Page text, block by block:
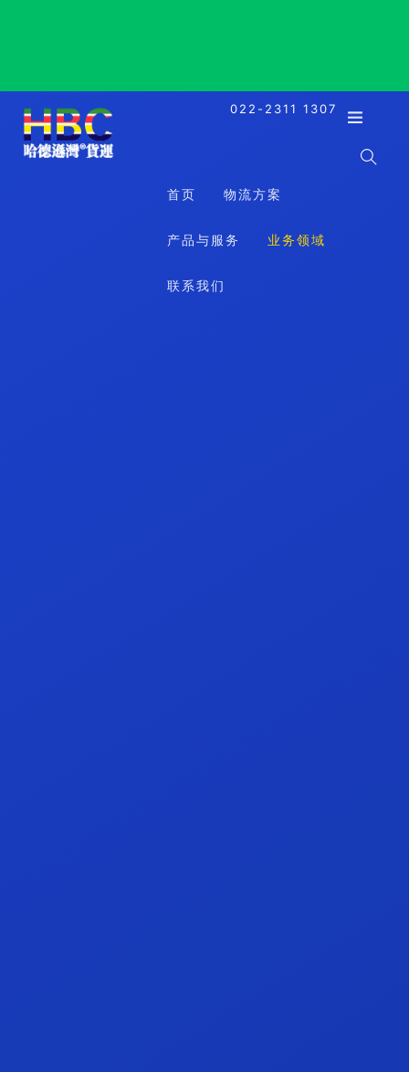
022-2311 1307
首页 物流方案
产品与服务 业务领域
联系我们